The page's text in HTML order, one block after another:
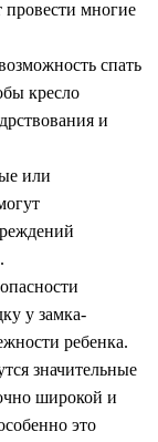
провести многие
спать
кресло
и
или
у замка-
ребенка.
значительные
широкой и
это